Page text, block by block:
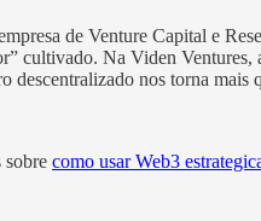
de Venture Capital e
cultivado. Na Viden
descentralizado nos torna
sobre como usar Web3